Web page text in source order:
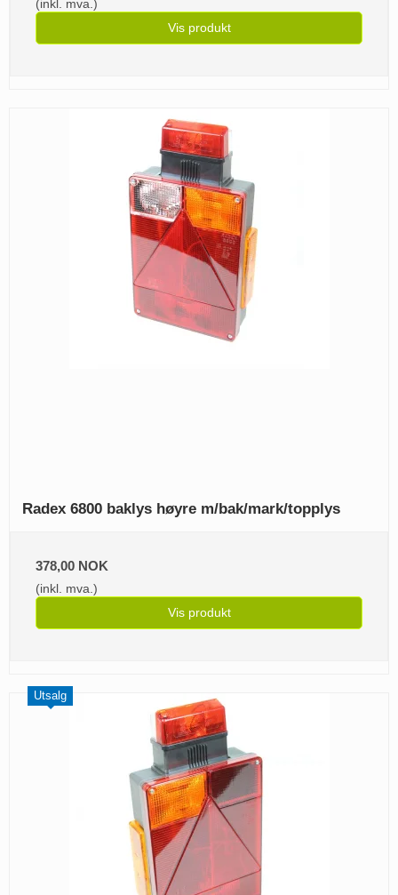
(inkl. mva.)
Vis produkt
Radex 6800 baklys høyre m/bak/mark/topplys
378,00 NOK
(inkl. mva.)
Vis produkt
Utsalg